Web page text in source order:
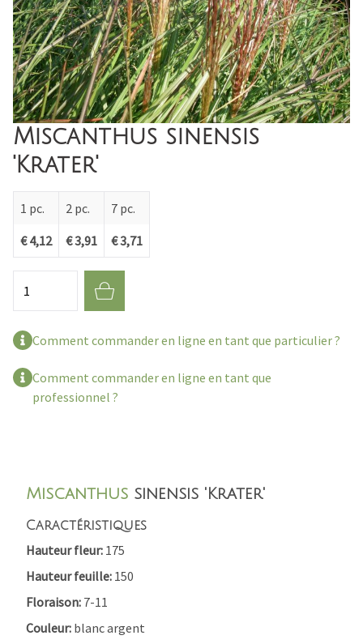
Miscanthus sinensis
'Krater'
1 pc.
€ 4,12
2 pc.
€ 3,91
7 pc.
€ 3,71
Comment commander en ligne en tant que particulier ?
Comment commander en ligne en tant que
professionnel ?
Miscanthus sinensis 'Krater'
Caractéristiques
Hauteur fleur 175
Hauteur feuille 150
Floraison 7-11
Couleur blanc argent